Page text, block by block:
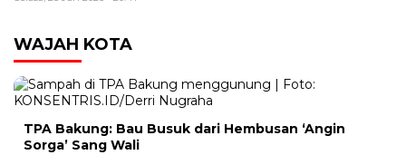
WAJAH KOTA
TPA Bakung: Bau Busuk dari Hembusan ‘Angin
Sorga’ Sang Wali